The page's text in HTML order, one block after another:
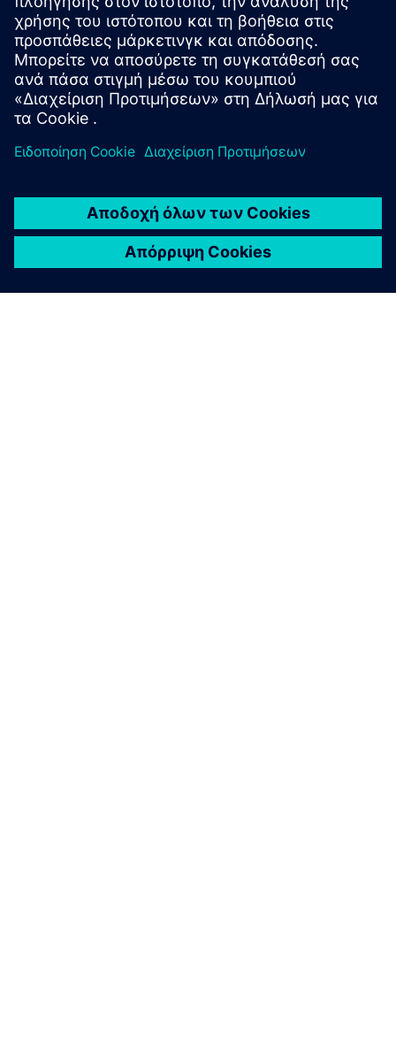
συνέχεια, είμαστε
ευγνώμονες στη Siemens για
αυτήν την επιχορήγηση και
ανυπομονούμε να
συνεχίσουμε τη συνεργασία
μας στο μέλλον.